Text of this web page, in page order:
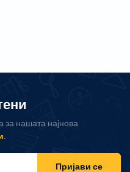
за нашата најнова
.
Пријави се